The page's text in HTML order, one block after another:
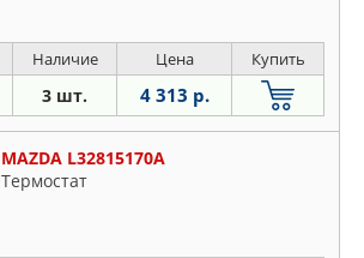
Наличие Цена Купить
3 шт. 4 313 р.
MAZDA L32815170A
Термостат